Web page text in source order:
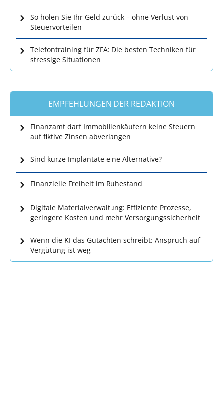
So holen Sie Ihr Geld zurück – ohne Verlust von
Steuervorteilen
Telefontraining für ZFA: Die besten Techniken für
stressige Situationen
EMPFEHLUNGEN DER REDAKTION
Finanzamt darf Immobilienkäufern keine Steuern
auf fiktive Zinsen abverlangen
Sind kurze Implantate eine Alternative?
Finanzielle Freiheit im Ruhestand
Digitale Materialverwaltung: Effiziente Prozesse,
geringere Kosten und mehr Versorgungssicherheit
Wenn die KI das Gutachten schreibt: Anspruch auf
Vergütung ist weg